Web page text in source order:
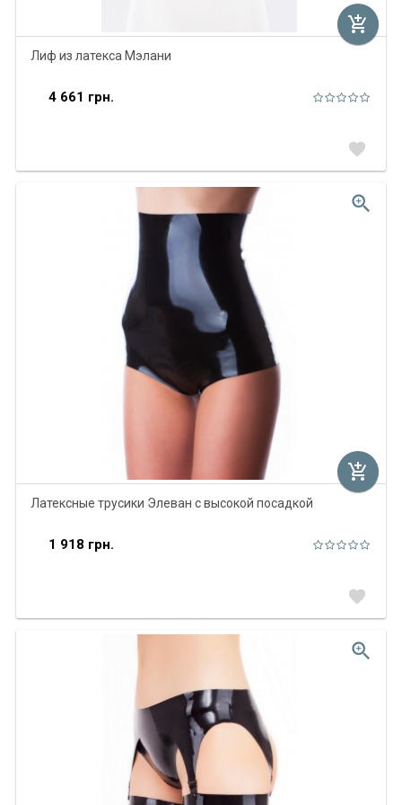
Лиф из латекса Мэлани
4 661 грн.
add_shopping_cart
favorite
Латексные трусики Элеван с высокой посадкой
1 918 грн.
add_shopping_cart
favorite
zoom_in
zoom_in